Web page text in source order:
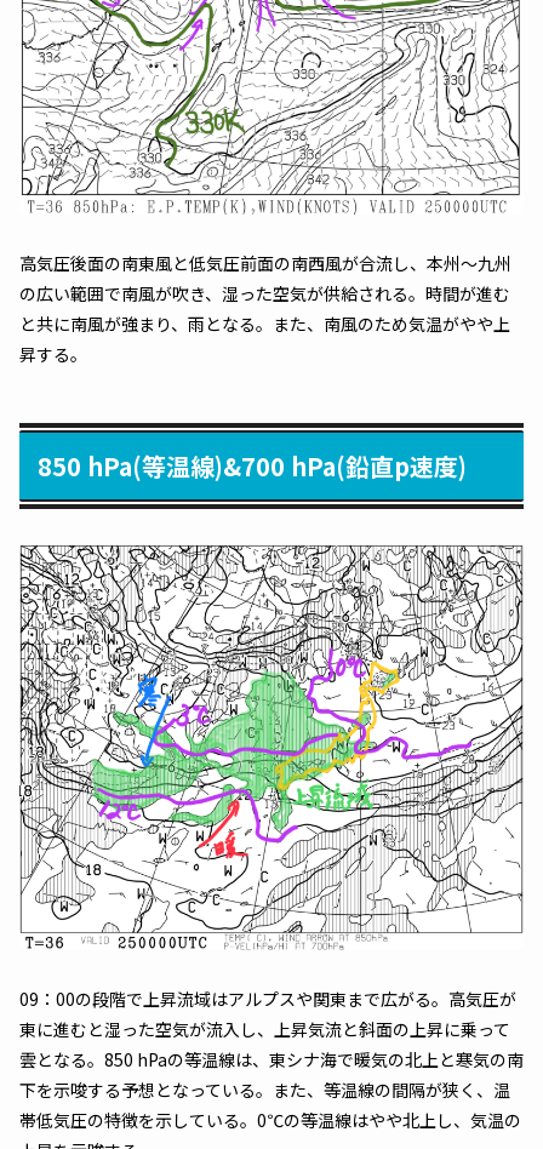
高気圧後面の南東風と低気圧前面の南西風が合流し、本州～九州
の広い範囲で南風が吹き、湿った空気が供給される。時間が進む
と共に南風が強まり、雨となる。また、南風のため気温がやや上
昇する。
850 hPa(等温線)&700 hPa(鉛直p速度)
09：00の段階で上昇流域はアルプスや関東まで広がる。高気圧が
東に進むと湿った空気が流入し、上昇気流と斜面の上昇に乗って
雲となる。850 hPaの等温線は、東シナ海で暖気の北上と寒気の南
下を示唆する予想となっている。また、等温線の間隔が狭く、温
帯低気圧の特徴を示している。0℃の等温線はやや北上し、気温の